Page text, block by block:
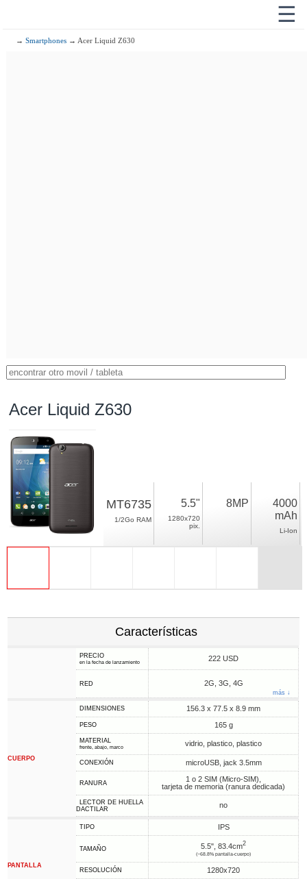
☰
→Smartphones → Acer Liquid Z630
Acer Liquid Z630
MT6735
1/2Go RAM
5.5"
1280x720
pix.
8MP
4000
mAh
Li-Ion
Características
PRECIO
en la fecha de lanzamiento 222 USD
RED 2G, 3G, 4G
más ↓
CUERPO
DIMENSIONES 156.3 x 77.5 x 8.9 mm
PESO 165 g
MATERIAL
frente, abajo, marco vidrio, plastico, plastico
CONEXIÓN microUSB, jack 3.5mm
RANURA
1 o 2 SIM (Micro-SIM),
tarjeta de memoria (ranura dedicada)
LECTOR DE HUELLA
DACTILAR
no
PANTALLA
TIPO IPS
TAMAÑO 5.5", 83.4cm2
(~68.8% pantalla-cuerpo)
RESOLUCIÓN 1280x720